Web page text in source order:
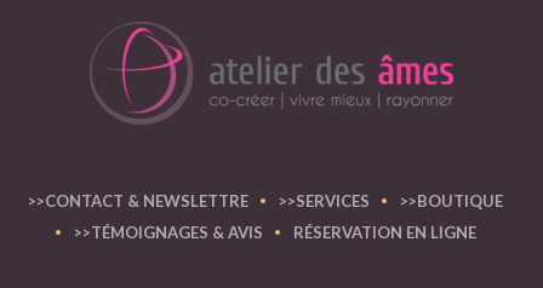
>>CONTACT & NEWSLETTRE >>SERVICES
>>BOUTIQUE
>>TÉMOIGNAGES & AVIS
RÉSERVATION EN LIGNE